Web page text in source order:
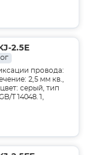
2.5E
провода:
2,5 мм кв.,
серый, тип
T14048.1,